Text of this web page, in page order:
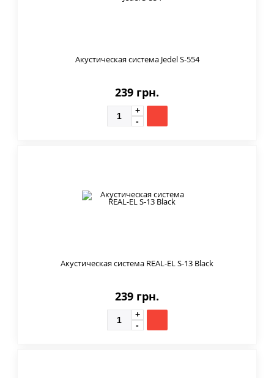
Акустическая система Jedel S-554
239 грн.
Акустическая система REAL-EL S-13 Black
239 грн.